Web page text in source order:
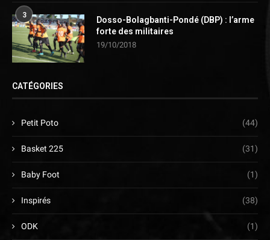
3
Dosso-Bolagbanti-Pondé (DBP) : l’arme
forte des militaires
19/10/2018
CATÉGORIES
Petit Poto (44)
Basket 225 (31)
Baby Foot (1)
Inspirés (38)
ODK (1)